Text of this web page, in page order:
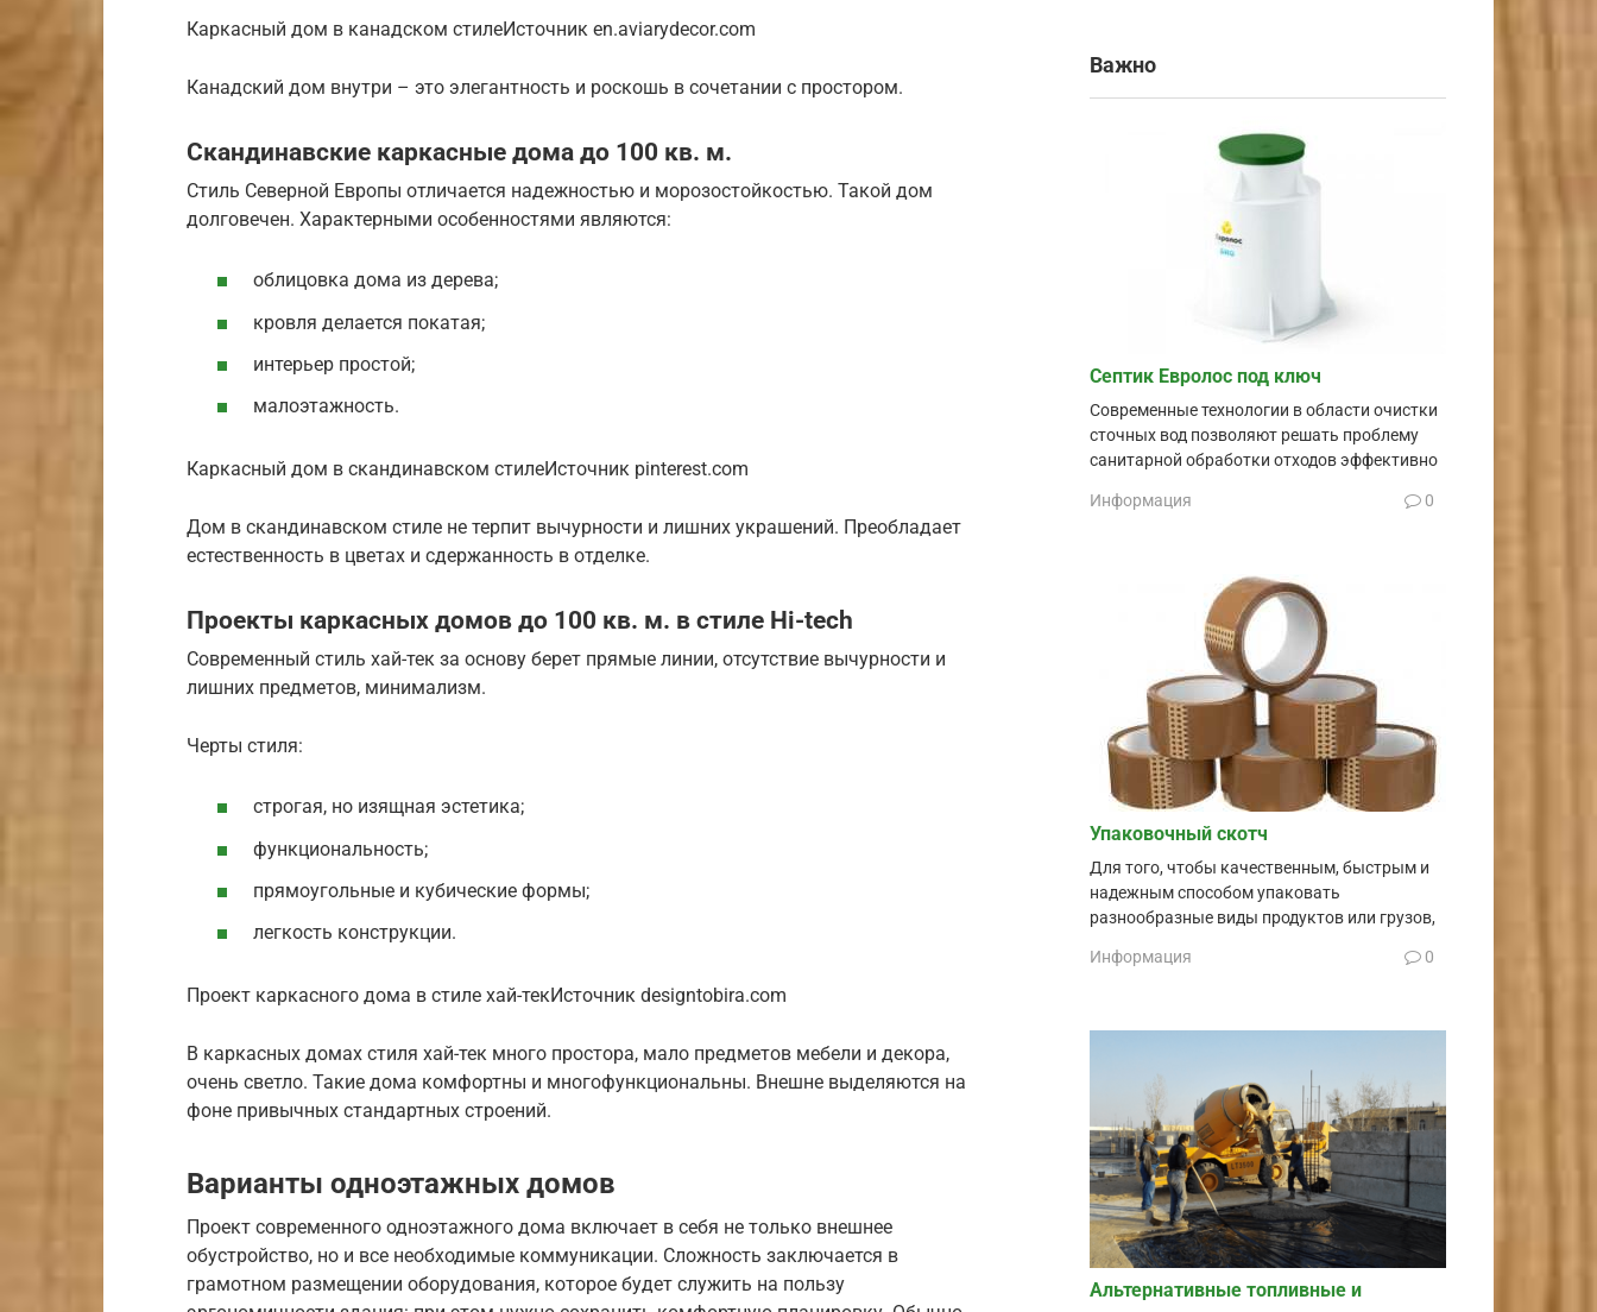
Каркасный дом в канадском стилеИсточник en.aviarydecor.com
Канадский дом внутри – это элегантность и роскошь в сочетании с простором.
Скандинавские каркасные дома до 100 кв. м.
Стиль Северной Европы отличается надежностью и морозостойкостью. Такой дом
долговечен. Характерными особенностями являются:
облицовка дома из дерева;
кровля делается покатая;
интерьер простой;
малоэтажность.
Каркасный дом в скандинавском стилеИсточник pinterest.com
Дом в скандинавском стиле не терпит вычурности и лишних украшений. Преобладает
естественность в цветах и сдержанность в отделке.
Проекты каркасных домов до 100 кв. м. в стиле Hi-tech
Современный стиль хай-тек за основу берет прямые линии, отсутствие вычурности и
лишних предметов, минимализм.
Черты стиля:
строгая, но изящная эстетика;
функциональность;
прямоугольные и кубические формы;
легкость конструкции.
Проект каркасного дома в стиле хай-текИсточник designtobira.com
В каркасных домах стиля хай-тек много простора, мало предметов мебели и декора,
очень светло. Такие дома комфортны и многофункциональны. Внешне выделяются на
фоне привычных стандартных строений.
Варианты одноэтажных домов
Проект современного одноэтажного дома включает в себя не только внешнее
обустройство, но и все необходимые коммуникации. Сложность заключается в
грамотном размещении оборудования, которое будет служить на пользу
Важно
Септик Евролос под ключ
Современные технологии в области очистки
сточных вод позволяют решать проблему
санитарной обработки отходов эффективно
Информация 0
Упаковочный скотч
Для того, чтобы качественным, быстрым и
надежным способом упаковать
разнообразные виды продуктов или грузов,
Информация 0
Альтернативные топливные и